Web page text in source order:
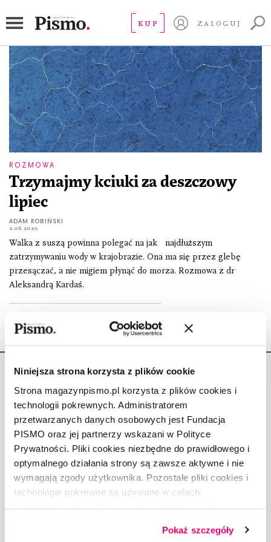
Niniejsza strona korzysta z plików cookie
Strona magazynpismo.pl korzysta z plików cookies i
technologii pokrewnych. Administratorem
przetwarzanych danych osobowych jest Fundacja
PISMO oraz jej partnerzy wskazani w Polityce
Prywatności. Pliki cookies niezbędne do prawidłowego i
optymalnego działania strony są zawsze aktywne i nie
wymagają zgody użytkownika. Pozostałe pliki cookies i
technologie pokrewne są używane w celach:
dobrowolną zgodę na pliki cookies i technologie
Pokaż szczegóły
KUP ZALOGUJ
ROZMOWA
Trzymajmy kciuki za deszczowy
lipiec
ADAM ROBIŃSKI
2.06.2020
Walka z suszą powinna polegać na jak najdłuższym
zatrzymywaniu wody w krajobrazie. Ona ma się przez glebę
przesączać, a nie migiem płynąć do morza. Rozmowa z dr
Aleksandrą Kardaś.
Copyright © Fundacja Pismo
O „PIŚMIE”
ABOUT PISMO
FACT-CHECKING W „PIŚMIE”